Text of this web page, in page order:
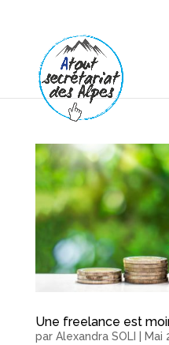
Une freelance est
par Alexandra SOLI Mai